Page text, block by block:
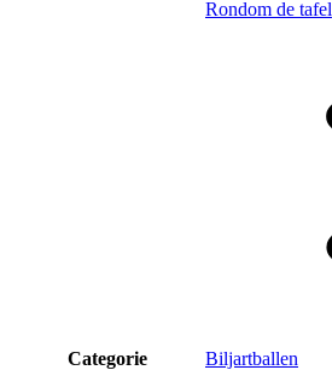
Categorie
Rondom de tafel
Biljartballen